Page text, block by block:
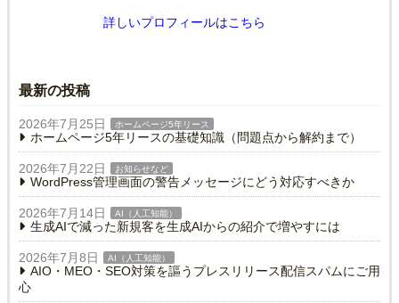
詳しいプロフィールはこちら
最新の投稿
2026年7月25日 ホームページ5年リース
ホームページ5年リースの基礎知識（問題点から解約まで）
2026年7月22日 お知らせなど
WordPress管理画面の警告メッセージにどう対応すべきか
2026年7月14日 AI（人工知能）
生成AIで減った新規客を生成AIからの紹介で増やすには
2026年7月8日 AI（人工知能）
AIO・MEO・SEO対策を謳うプレスリリース配信スパムにご用
心